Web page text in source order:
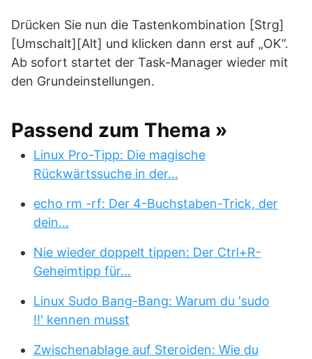
Drücken Sie nun die Tastenkombination [Strg]
[Umschalt][Alt] und klicken dann erst auf „OK“.
Ab sofort startet der Task-Manager wieder mit
den Grundeinstellungen.
Passend zum Thema »
Linux Pro-Tipp: Die magische
Rückwärtssuche in der…
echo rm -rf: Der 4-Buchstaben-Trick, der
dein…
Nie wieder doppelt tippen: Der Ctrl+R-
Geheimtipp für…
Linux Sudo Bang-Bang: Warum du 'sudo
!!' kennen musst
Zwischenablage auf Steroiden: Wie du